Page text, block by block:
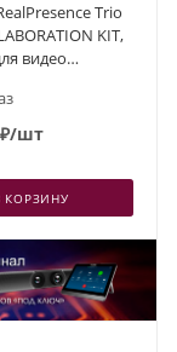
Trio
KIT,
видео
₽/шт
КОРЗИНУ